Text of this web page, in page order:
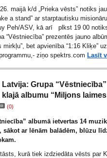
maijā k/d „Prieka vēsts” notiks
a stand” ar starptautisku
Peh/ASV, kā arī
plkst 19 00
“Vēstniecība” prezentēs jauno
mirkļu”, bet apvienība “1:16 Kliķe”
ziņo spektrs.com Lasīt
Latvija: Grupa
klajā albumu “Miljons laimes
(0)
albumā ietvertas 14
sākot ar lēnām balādēm, blūzu
kurā tiek izdziedāta vēsts par